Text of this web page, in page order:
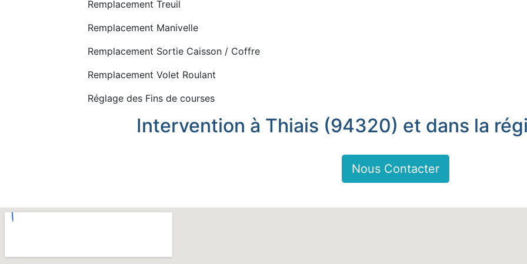
Remplacement Treuil
Remplacement Manivelle
Remplacement Sortie Caisson / Coffre
Remplacement Volet Roulant
Réglage des Fins de courses
Intervention à Thiais (94320) et dans la
Nous Contacter